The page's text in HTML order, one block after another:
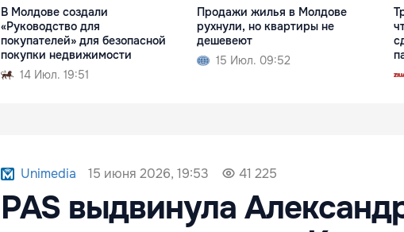
В Молдове создали
«Руководство для
покупателей» для безопасной
покупки недвижимости
14 Июл. 19:51
Продажи жилья в Молдове
рухнули, но квартиры не
дешевеют
15 Июл. 09:52
Unimedia 15 июня 2026, 19:53 41 225
PAS выдвинула